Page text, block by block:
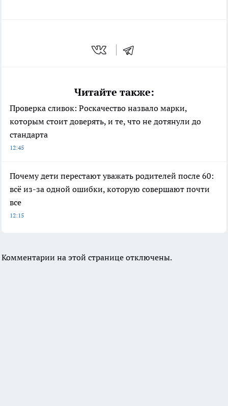
Читайте также:
Проверка сливок: Роскачество назвало марки,
которым стоит доверять, и те, что не дотянули до
стандарта
12:45
Почему дети перестают уважать родителей после 60:
всё из-за одной ошибки, которую совершают почти
все
12:15
Комментарии на этой странице отключены.